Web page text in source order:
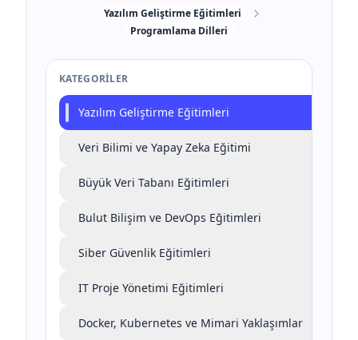
Yazılım Geliştirme Eğitimleri
Programlama Dilleri
KATEGORILER
Yazılım Geliştirme Eğitimleri
Veri Bilimi ve Yapay Zeka Eğitimi
Büyük Veri Tabanı Eğitimleri
Bulut Bilişim ve DevOps Eğitimleri
Siber Güvenlik Eğitimleri
IT Proje Yönetimi Eğitimleri
Docker, Kubernetes ve Mimari Yaklaşımlar